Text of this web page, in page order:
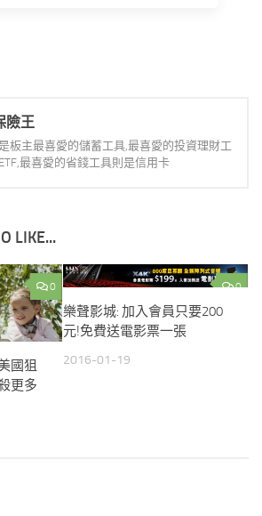
險王
板主最喜愛的儲蓄工具,最喜愛的投資理財工
最喜愛的省錢工具則是信用卡
LIKE...
0
國狙
更多
0
樂聲影城: 加入會員只要200
元!免費送電影票一張
2016-01-19